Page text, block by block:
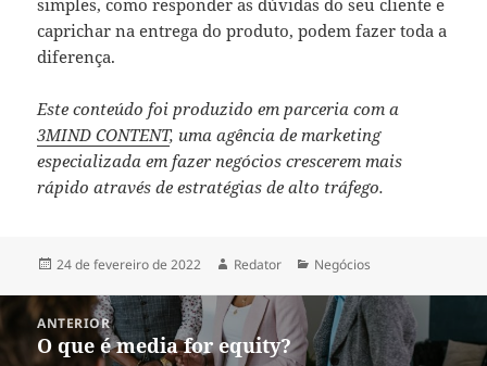
caprichar na entrega do produto, podem fazer toda a
diferença.
Este conteúdo foi produzido em parceria com a
3MIND CONTENT, uma agência de marketing
especializada em fazer negócios crescerem mais
rápido através de estratégias de alto tráfego.
Publicado
24 de fevereiro de 2022 Autor
Redator Categorias
Negócios
Navegação
de
Post
ANTERIOR
Post
O que é media for equity?